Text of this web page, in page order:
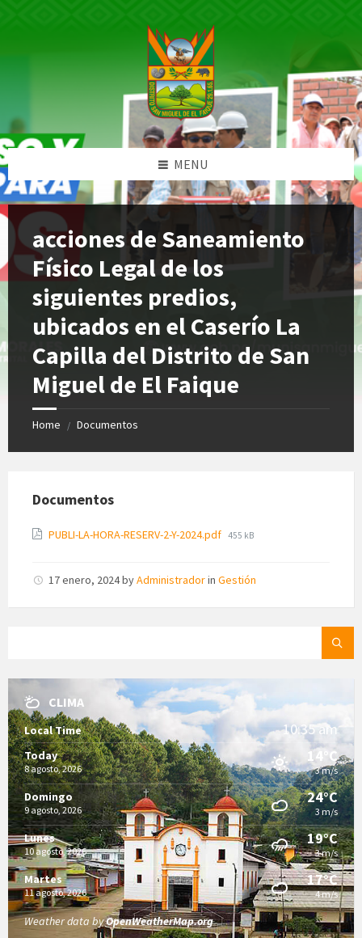
MENU
acciones de Saneamiento
Físico Legal de los
siguientes predios,
ubicados en el Caserío La
Capilla del Distrito de San
Miguel de El Faique
Home / Documentos
Documentos
PUBLI-LA-HORA-RESERV-2-Y-2024.pdf File
455 kB
17 enero, 2024byAdministradorin Gestión
CLIMA
Local Time 10:35 am
Today
8 agosto, 2026
14°C
3 m/s
Domingo
9 agosto, 2026
24°C
3 m/s
Lunes
10 agosto, 2026
19°C
3 m/s
Martes
11 agosto, 2026
17°C
4 m/s
Weather data byOpenWeatherMap.org